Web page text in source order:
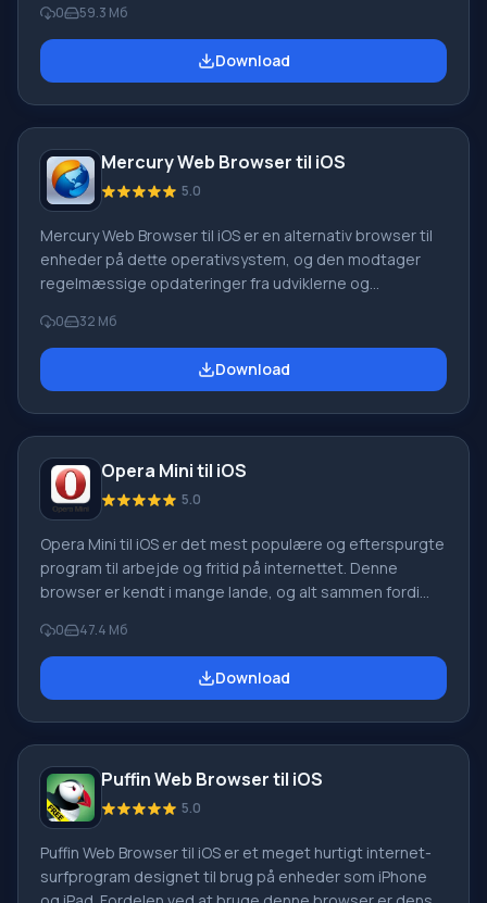
andre ord bør download af Maxthon til iOS foretages af
dem, der ønsker at have én browser på alle deres
enheder: på en smartphone, tablet, personlig
0 59.3 Мб
Download
Mercury Web Browser til iOS
5.0
Mercury Web Browser til iOS er en alternativ browser til
enheder på dette operativsystem, og den modtager
regelmæssige opdateringer fra udviklerne og
hurtig og sikker websurfing. Derudover er det muligt at
downloade Mercury Web Browser til iPhone for dem, der
ønsker at kunne styre browseren ved hjælp af aktiv
0 32 Мб
Download
Opera Mini til iOS
5.0
Opera Mini til iOS er det mest populære og efterspurgte
program til arbejde og fritid på internettet. Denne
browser er kendt i mange lande, og alt sammen fordi
brugervenlighed, administration og stor funktionalitet.
Hvis du beslutter dig for at downloade Opera Mini til iOS,
kan du spare på trafikken – programmet komprimerer
0 47.4 Мб
Download
Puffin Web Browser til iOS
5.0
Puffin Web Browser til iOS er et meget hurtigt internet-
surfprogram designet til brug på enheder som iPhone